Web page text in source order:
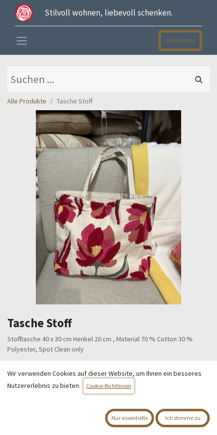
Stilvoll wohnen, liebevoll schenken.
Anmelden
Alle Produkte Tasche Stoff
Tasche Stoff
Stofftasche 40 x 30 cm Henkel 20 cm , Material 70 % Cotton 30 %
Polyester, Spot Clean only
14,95 Alle Preise inkl. MwSt. zzgl. Versandkosten
Wir verwenden Cookies auf dieser Website, um Ihnen ein besseres
Nutzererlebnis zu bieten.
Cookie-Richtlinien
Nur essentielle Ich stimme zu